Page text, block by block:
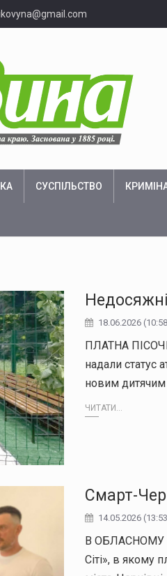
СУСПІЛЬСТВО
18.06.2026
ПЛАТНА
надали статус
новим
ЧИТАТИ...
Смарт-
14.05.2026
В ОБЛАСНОМУ
Сіті», в якому